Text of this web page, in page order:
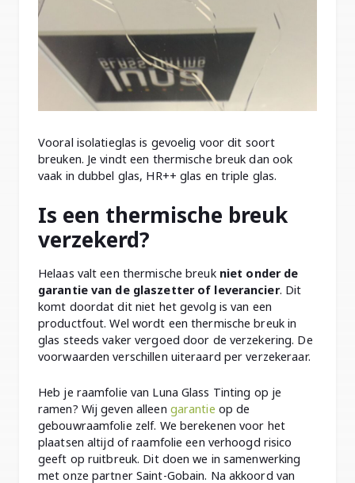
Vooral isolatieglas is gevoelig voor dit soort
breuken. Je vindt een thermische breuk dan ook
vaak in dubbel glas, HR++ glas en triple glas.
Is een thermische breuk
verzekerd?
Helaas valt een thermische breuk niet onder de
garantie van de glaszetter of leverancier. Dit
komt doordat dit niet het gevolg is van een
productfout. Wel wordt een thermische breuk in
glas steeds vaker vergoed door de verzekering. De
voorwaarden verschillen uiteraard per verzekeraar.
Heb je raamfolie van Luna Glass Tinting op je
ramen? Wij geven alleen garantie op de
gebouwraamfolie zelf. We berekenen voor het
plaatsen altijd of raamfolie een verhoogd risico
geeft op ruitbreuk. Dit doen we in samenwerking
met onze partner Saint-Gobain. Na akkoord van